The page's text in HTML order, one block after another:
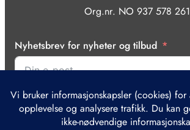
Org.nr. NO 937 578 261
Nyhetsbrev for nyheter og tilbud
Bekreft